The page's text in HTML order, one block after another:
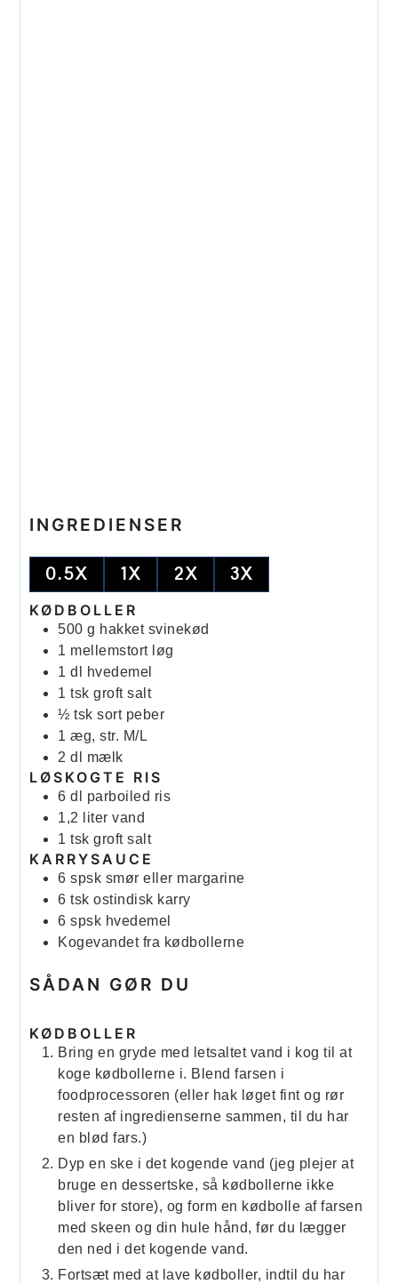
INGREDIENSER
0.5X 1X 2X 3X
KØDBOLLER
500 g hakket svinekød
1 mellemstort løg
1 dl
hvedemel
1 tsk groft salt
½ tsk sort peber
1 æg, str. M/L
2 dl mælk
LØSKOGTE RIS
6 dl
parboiled ris
1,2
liter vand
1 tsk groft salt
KARRYSAUCE
6 spsk smør eller margarine
6 tsk ostindisk karry
6 spsk hvedemel
Kogevandet fra kødbollerne
SÅDAN GØR DU
KØDBOLLER
Bring en gryde med letsaltet vand i kog til at
koge kødbollerne i. Blend farsen i
foodprocessoren (eller hak løget fint og rør
resten af ingredienserne sammen, til du har
en blød fars.)
Dyp en ske i det kogende vand (jeg plejer at
bruge en dessertske, så kødbollerne ikke
bliver for store), og form en kødbolle af farsen
med skeen og din hule hånd, før du lægger
den ned i det kogende vand.
Fortsæt med at lave kødboller, indtil du har